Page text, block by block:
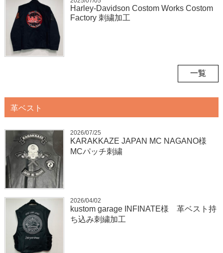
Harley-Davidson Costom Works Costom
Factory 刺繍加工
一覧
革ベスト
2026/07/25
KARAKKAZE JAPAN MC NAGANO様
MCパッチ刺繍
2026/04/02
kustom garage INFINATE様 革ベスト持
ち込み刺繍加工